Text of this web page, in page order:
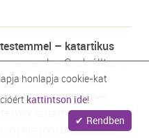
– katartikus
szemembe. Csak álltam
hálát és szeretetet
egészségesnek,
láttam a testemet.
kis mozdulatokkal...
honlapja cookie-kat
kattintson ide!
Rendben